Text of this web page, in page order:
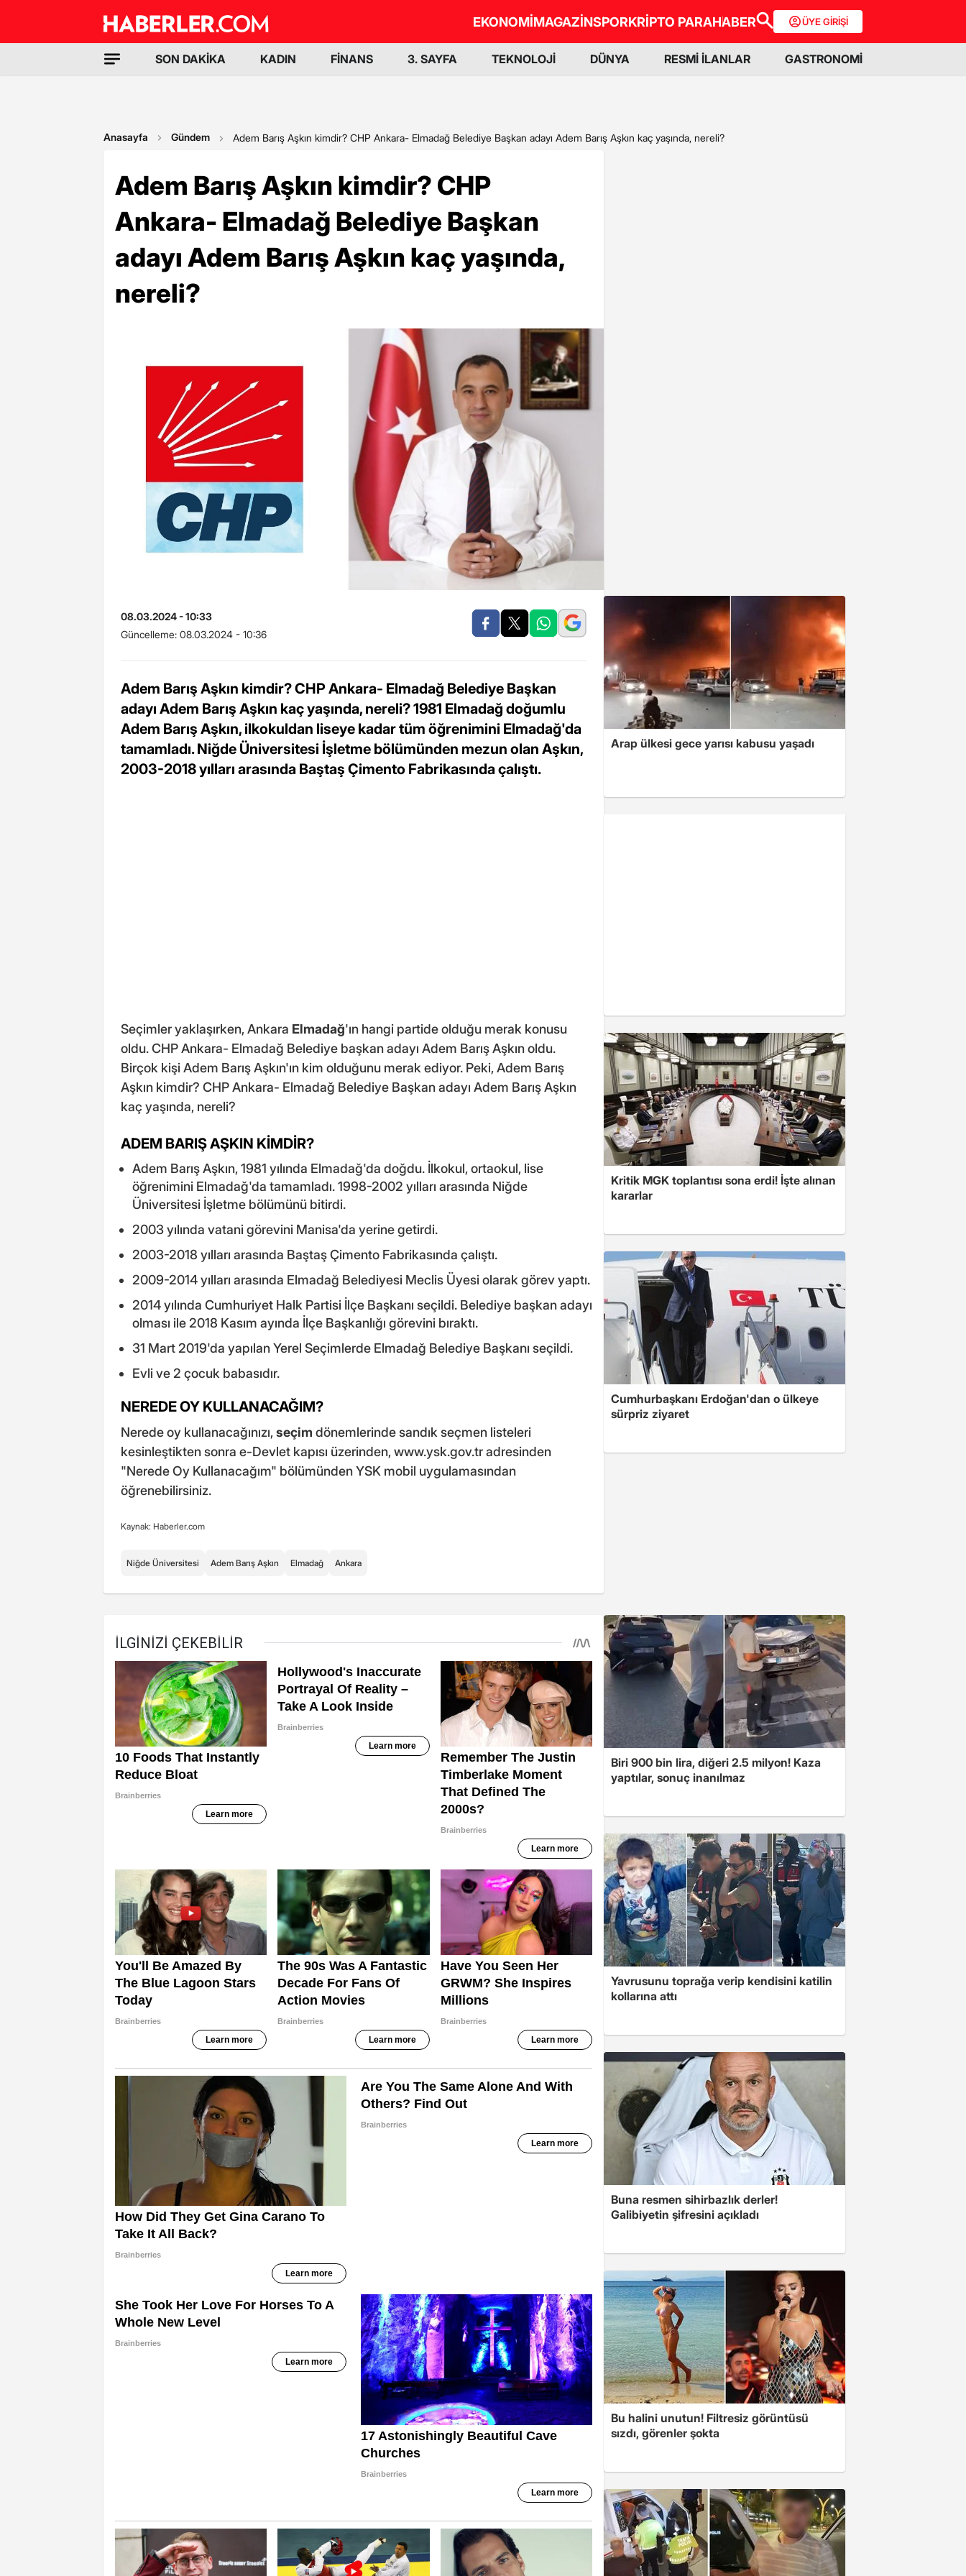
EKONOMİMAGAZİNSPORKRİPTO PARAHABER ÜYE GİRİŞİ
SON DAKİKA KADIN FİNANS 3. SAYFA TEKNOLOJİ DÜNYA RESMİ İLANLAR GASTRONOMİ
Anasayfa Gündem Adem Barış Aşkın kimdir? CHP Ankara- Elmadağ Belediye Başkan adayı Adem Barış Aşkın kaç yaşında, nereli?
Adem Barış Aşkın kimdir? CHP
Ankara- Elmadağ Belediye Başkan
adayı Adem Barış Aşkın kaç yaşında,
nereli?
08.03.2024 - 10:33
Güncelleme: 08.03.2024 - 10:36
Adem Barış Aşkın kimdir? CHP Ankara- Elmadağ Belediye Başkan
adayı Adem Barış Aşkın kaç yaşında, nereli? 1981 Elmadağ doğumlu
Adem Barış Aşkın, ilkokuldan liseye kadar tüm öğrenimini Elmadağ'da
tamamladı. Niğde Üniversitesi İşletme bölümünden mezun olan Aşkın,
2003-2018 yılları arasında Baştaş Çimento Fabrikasında çalıştı.
Seçimler yaklaşırken, Ankara Elmadağ'ın hangi partide olduğu merak konusu
oldu. CHP Ankara- Elmadağ Belediye başkan adayı Adem Barış Aşkın oldu.
Birçok kişi Adem Barış Aşkın'ın kim olduğunu merak ediyor. Peki, Adem Barış
Aşkın kimdir? CHP Ankara- Elmadağ Belediye Başkan adayı Adem Barış Aşkın
kaç yaşında, nereli?
ADEM BARIŞ AŞKIN KİMDİR?
Adem Barış Aşkın, 1981 yılında Elmadağ'da doğdu. İlkokul, ortaokul, lise
öğrenimini Elmadağ'da tamamladı. 1998-2002 yılları arasında Niğde
Üniversitesi İşletme bölümünü bitirdi.
2003 yılında vatani görevini Manisa'da yerine getirdi.
2003-2018 yılları arasında Baştaş Çimento Fabrikasında çalıştı.
2009-2014 yılları arasında Elmadağ Belediyesi Meclis Üyesi olarak görev yaptı.
2014 yılında Cumhuriyet Halk Partisi İlçe Başkanı seçildi. Belediye başkan adayı
olması ile 2018 Kasım ayında İlçe Başkanlığı görevini bıraktı.
31 Mart 2019'da yapılan Yerel Seçimlerde Elmadağ Belediye Başkanı seçildi.
Evli ve 2 çocuk babasıdır.
NEREDE OY KULLANACAĞIM?
Nerede oy kullanacağınızı,seçim dönemlerinde sandık seçmen listeleri
kesinleştikten sonra e-Devlet kapısı üzerinden,www.ysk.gov.tradresinden
"Nerede Oy Kullanacağım" bölümünden YSK mobil uygulamasından
öğrenebilirsiniz.
Kaynak: Haberler.com
Niğde Üniversitesi Adem Barış Aşkın Elmadağ Ankara
Arap ülkesi gece yarısı kabusu yaşadı
Kritik MGK toplantısı sona erdi! İşte alınan
kararlar
Cumhurbaşkanı Erdoğan'dan o ülkeye
sürpriz ziyaret
Biri 900 bin lira, diğeri 2.5 milyon! Kaza
yaptılar, sonuç inanılmaz
Yavrusunu toprağa verip kendisini katilin
kollarına attı
Buna resmen sihirbazlık derler!
Galibiyetin şifresini açıkladı
Bu halini unutun! Filtresiz görüntüsü
sızdı, görenler şokta